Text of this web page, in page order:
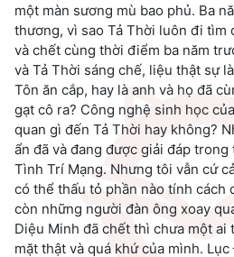
một màn sương mù bao phủ. Ba
thương, vì sao Tả Thời luôn đi tìm
và chết cùng thời điểm ba năm
và Tả Thời sáng chế, liệu thật sự
Tôn ăn cắp, hay là anh và họ đã
gạt cô ra? Công nghệ sinh học
quan gì đến Tả Thời hay không?
ẩn đã và đang được giải đáp
Tình Trí Mạng. Nhưng tôi vẫn cứ
có thể thấu tỏ phần nào tính cách
còn những người đàn ông xoay
Diệu Minh đã chết thì chưa một ai
mặt thật và quá khứ của mình.